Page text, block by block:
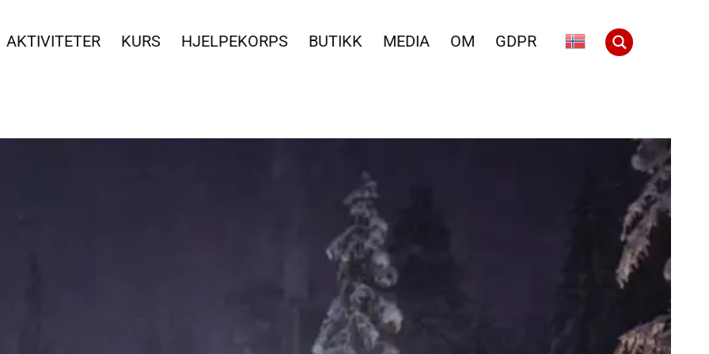
AKTIVITETER KURS HJELPEKORPS BUTIKK MEDIA OM GDPR